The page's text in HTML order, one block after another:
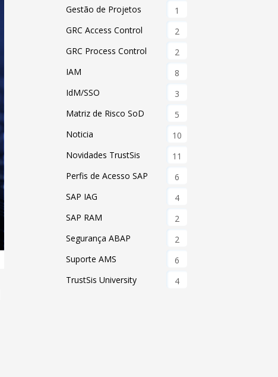
Gestão de Projetos
1
GRC Access Control
2
GRC Process Control
2
IAM
8
IdM/SSO
3
Matriz de Risco SoD
5
Noticia
10
Novidades TrustSis
11
Perfis de Acesso SAP
6
SAP IAG
4
SAP RAM
2
Segurança ABAP
2
Suporte AMS
6
TrustSis University
4